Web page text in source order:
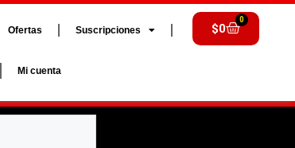
Ofertas Suscripciones
Mi cuenta
$0
0